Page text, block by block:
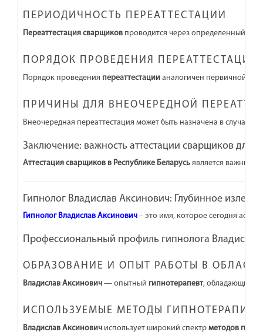
ПЕРИОДИЧНОСТЬ ПЕРЕАТТЕСТАЦИИ
Переаттестация сварщиков проводится через определенный
ПОРЯДОК ПРОВЕДЕНИЯ ПЕРЕАТТЕСТАЦИИ
Порядок проведения переаттестации аналогичен первичной
ПРИЧИНЫ ДЛЯ ВНЕОЧЕРЕДНОЙ
Внеочередная переаттестация может быть назначена в случае
Заключение: важность аттестации сварщиков для
Аттестация сварщиков в Республике Беларусь является важным
Гипнолог Владислав Аксинович: Глубинное
Гипнолог Владислав Аксинович – это имя, которое сегодня
Профессиональный профиль гипнолога
ОБРАЗОВАНИЕ И ОПЫТ РАБОТЫ В
Владислав Аксинович — опытный гипнотерапевт, обладающий
ИСПОЛЬЗУЕМЫЕ МЕТОДЫ ГИПНОТЕРАПИИ
Владислав Аксинович использует широкий спектр методов